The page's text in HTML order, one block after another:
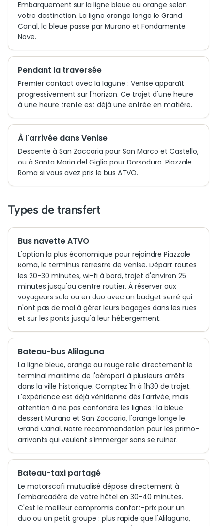
Embarquement sur la ligne bleue ou orange selon
votre destination. La ligne orange longe le Grand
Canal, la bleue passe par Murano et Fondamente
Nove.
Pendant la traversée
Premier contact avec la lagune : Venise apparaît
progressivement sur l'horizon. Ce trajet d'une heure
à une heure trente est déjà une entrée en matière.
À l'arrivée dans Venise
Descente à San Zaccaria pour San Marco et Castello,
ou à Santa Maria del Giglio pour Dorsoduro. Piazzale
Roma si vous avez pris le bus ATVO.
Types de transfert
Bus navette ATVO
L'option la plus économique pour rejoindre Piazzale
Roma, le terminus terrestre de Venise. Départ toutes
les 20-30 minutes, wi-fi à bord, trajet d'environ 25
minutes jusqu'au centre routier. À réserver aux
voyageurs solo ou en duo avec un budget serré qui
n'ont pas de mal à gérer leurs bagages dans les rues
et sur les ponts jusqu'à leur hébergement.
Bateau-bus Alilaguna
La ligne bleue, orange ou rouge relie directement le
terminal maritime de l'aéroport à plusieurs arrêts
dans la ville historique. Comptez 1h à 1h30 de trajet.
L'expérience est déjà vénitienne dès l'arrivée, mais
attention à ne pas confondre les lignes : la bleue
dessert Murano et San Zaccaria, l'orange longe le
Grand Canal. Notre recommandation pour les primo-
arrivants qui veulent s'immerger sans se ruiner.
Bateau-taxi partagé
Le motorscafi mutualisé dépose directement à
l'embarcadère de votre hôtel en 30-40 minutes.
C'est le meilleur compromis confort-prix pour un
duo ou un petit groupe : plus rapide que l'Alilaguna,